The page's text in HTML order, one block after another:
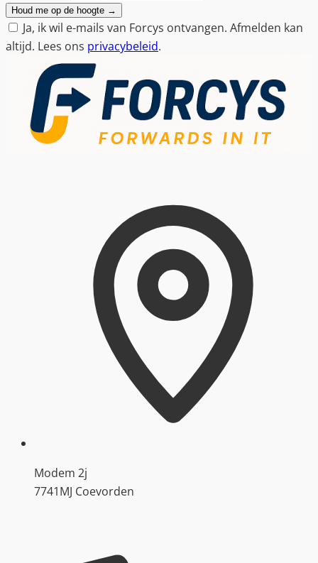
Houd me op de hoogte →
Ja, ik wil e-mails van Forcys ontvangen. Afmelden kan
altijd. Lees ons privacybeleid.
Modem 2j
7741MJ Coevorden